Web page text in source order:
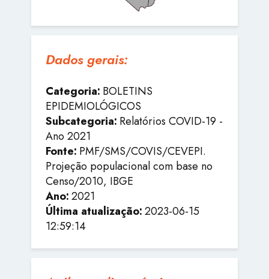
Dados gerais:
Categoria: BOLETINS
EPIDEMIOLÓGICOS
Subcategoria: Relatórios COVID-19 -
Ano 2021
Fonte: PMF/SMS/COVIS/CEVEPI.
Projeção populacional com base no
Censo/2010, IBGE
Ano:2021
Última atualização:2023-06-15
12:59:14